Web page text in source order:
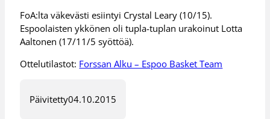
FoA:lta väkevästi esiintyi Crystal Leary (10/15).
Espoolaisten ykkönen oli tupla-tuplan urakoinut Lotta
Aaltonen (17/11/5 syöttöä).
Ottelutilastot: Forssan Alku – Espoo Basket Team
Päivitetty04.10.2015